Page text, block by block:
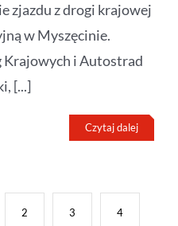
zjazdu z drogi krajowej
w Myszęcinie.
Krajowych i Autostrad
[...]
Czytaj dalej
2 3 4